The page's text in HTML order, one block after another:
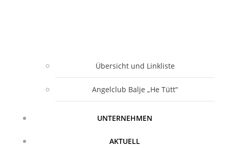
Übersicht und Linkliste
Angelclub Balje „He Tütt“
UNTERNEHMEN
AKTUELL